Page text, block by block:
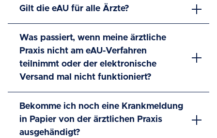
Gilt die eAU für alle Ärzte?
Was passiert, wenn meine ärztliche
Praxis nicht am eAU-Verfahren
teilnimmt oder der elektronische
Versand mal nicht funktioniert?
Bekomme ich noch eine Krankmeldung
in Papier von der ärztlichen Praxis
ausgehändigt?